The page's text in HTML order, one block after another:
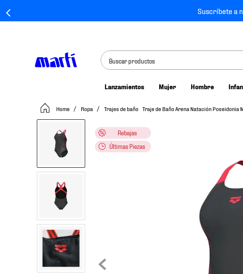
Suscríbete a
Buscar productos
Lanzamientos Mujer Hombre
Ropa Trajes de baño Traje de Baño Arena Natación
Rebajas
Últimas Piezas
tenis mujer
tenis hombre
mochilas
tenis niño
tenis nike